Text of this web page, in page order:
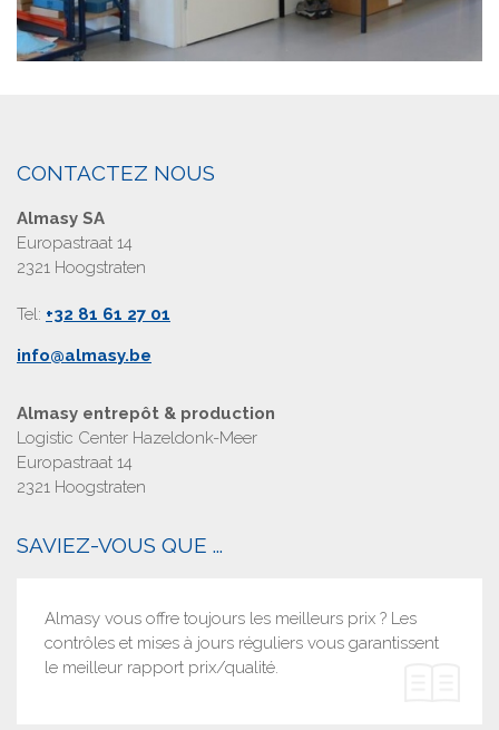
CONTACTEZ NOUS
Almasy SA
Europastraat 14
2321 Hoogstraten
Tel: +32 81 61 27 01
info@almasy.be
Almasy entrepôt & production
Logistic Center Hazeldonk-Meer
Europastraat 14
2321 Hoogstraten
SAVIEZ-VOUS QUE ...
Almasy vous offre toujours les meilleurs prix ? Les
contrôles et mises à jours réguliers vous garantissent
le meilleur rapport prix/qualité.